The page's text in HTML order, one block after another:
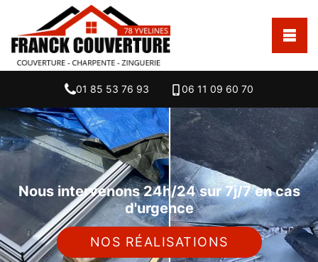
01 85 53 76 93 06 11 09 60 70
Nous intervenons 24h/24 sur 7j/7 en cas
d'urgence
NOS RÉALISATIONS